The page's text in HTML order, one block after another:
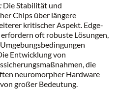
Die Stabilität und
Chips über längere
kritischer Aspekt. Edge-
oft robuste Lösungen,
Entwicklung von
die
neuromorpher Hardware
großer Bedeutung.